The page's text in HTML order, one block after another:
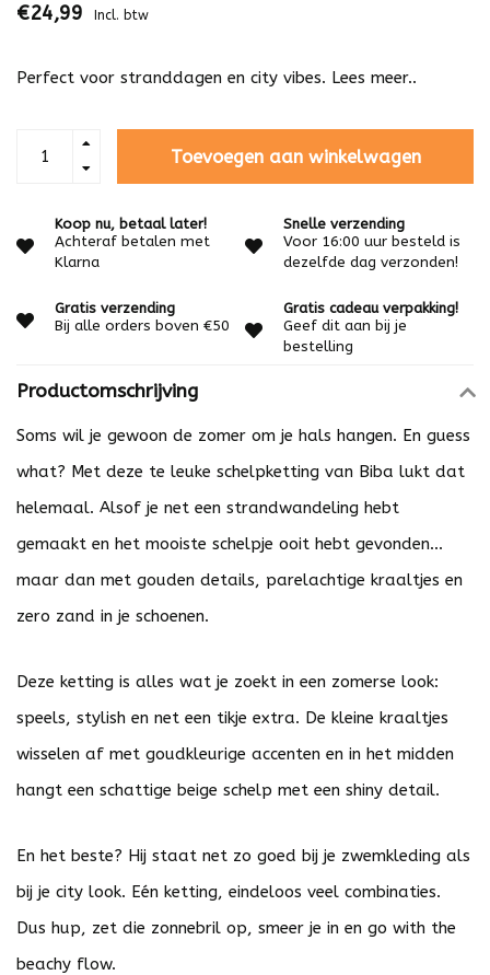
€24,99 Incl. btw
Perfect voor stranddagen en city vibes. Lees meer..
Toevoegen aan winkelwagen
Koop nu, betaal later!
Achteraf betalen met
Klarna
Snelle verzending
Voor 16:00 uur besteld is
dezelfde dag verzonden!
Gratis verzending
Bij alle orders boven €50
Gratis cadeau verpakking!
Geef dit aan bij je
bestelling
Productomschrijving
Soms wil je gewoon de zomer om je hals hangen. En guess
what? Met deze te leuke schelpketting van Biba lukt dat
helemaal. Alsof je net een strandwandeling hebt
gemaakt en het mooiste schelpje ooit hebt gevonden...
maar dan met gouden details, parelachtige kraaltjes en
zero zand in je schoenen.
Deze ketting is alles wat je zoekt in een zomerse look:
speels, stylish en net een tikje extra. De kleine kraaltjes
wisselen af met goudkleurige accenten en in het midden
hangt een schattige beige schelp met een shiny detail.
En het beste? Hij staat net zo goed bij je zwemkleding als
bij je city look. Eén ketting, eindeloos veel combinaties.
Dus hup, zet die zonnebril op, smeer je in en go with the
beachy flow.